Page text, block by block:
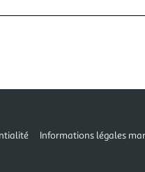
Informations légales